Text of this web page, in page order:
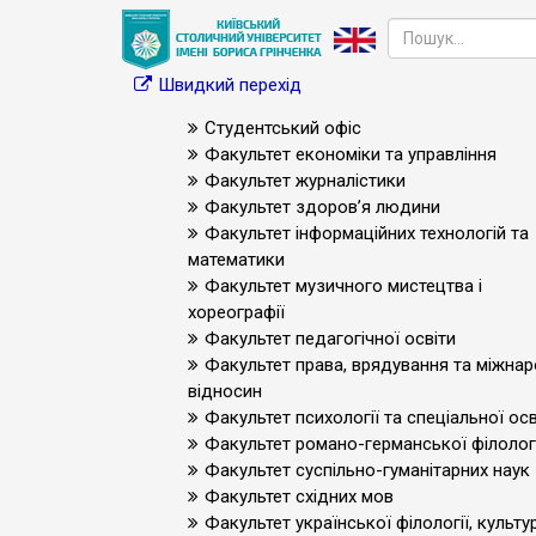
Швидкий перехід
Студентський офіс
Факультет економіки та управління
Факультет журналістики
Факультет здоров’я людини
Факультет інформаційних технологій та
математики
Факультет музичного мистецтва і
хореографії
Факультет педагогічної освіти
Факультет права, врядування та
відносин
Факультет психології та спеціальної
Факультет романо-германської
Факультет суспільно-гуманітарних наук
Факультет східних мов
Факультет української філології,